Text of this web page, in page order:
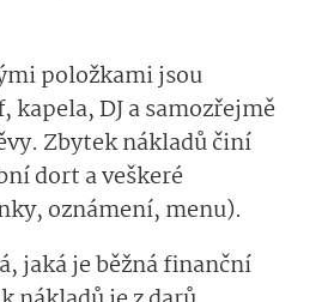
položkami jsou
DJ a samozřejmě
Zbytek nákladů činí
dort a veškeré
oznámení, menu).
jaká je běžná finanční